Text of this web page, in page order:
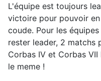
L'équipe est toujours
victoire pour pouvoir
coude. Pour les
rester leader, 2 matchs
Corbas IV et Corbas
le meme !